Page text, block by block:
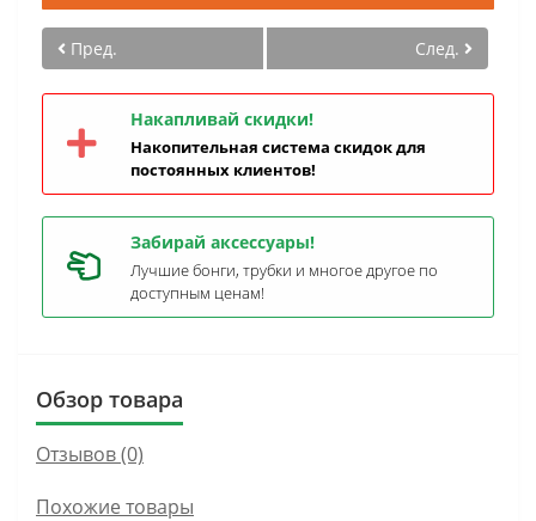
Пред. След.
Накапливай скидки!
Накопительная система скидок для
постоянных клиентов!
Забирай аксессуары!
Лучшие бонги, трубки и многое другое по
доступным ценам!
Обзор товара
Отзывов (0)
Похожие товары